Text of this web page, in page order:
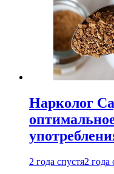
Нарколог
2 года спустя2 года